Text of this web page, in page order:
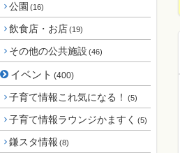
公園 (16)
飲食店・お店(19)
その他の公共施設 (46)
イベント (400)
子育て情報これ気になる！ (5)
子育て情報ラウンジかますく (5)
鎌スタ情報 (8)